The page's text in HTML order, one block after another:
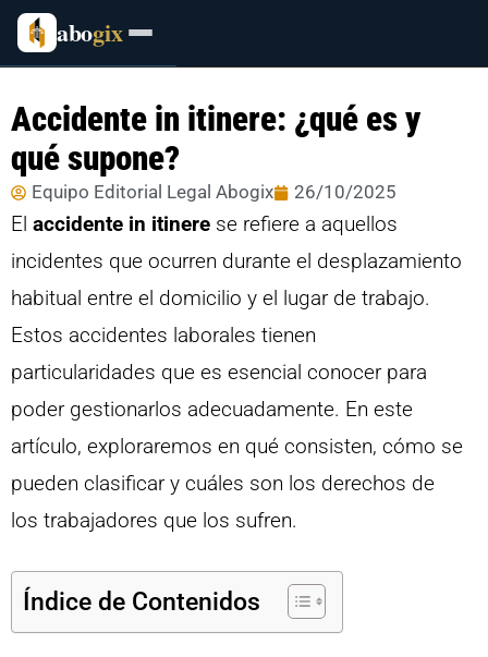
abogix
Accidente in itinere: ¿qué es y
qué supone?
Equipo Editorial Legal Abogix 26/10/2025
El accidente in itinere se refiere a aquellos
incidentes que ocurren durante el desplazamiento
habitual entre el domicilio y el lugar de trabajo.
Estos accidentes laborales tienen
particularidades que es esencial conocer para
poder gestionarlos adecuadamente. En este
artículo, exploraremos en qué consisten, cómo se
pueden clasificar y cuáles son los derechos de
los trabajadores que los sufren.
Índice de Contenidos